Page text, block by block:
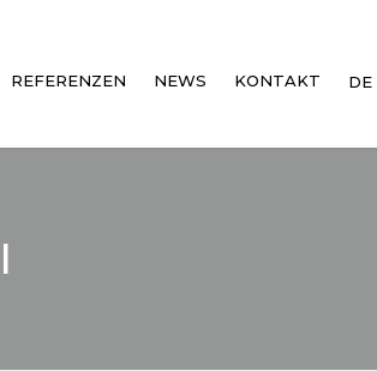
REFERENZEN NEWS KONTAKT DE